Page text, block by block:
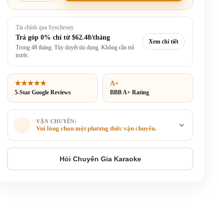
Tài chính qua Synchrony
Trả góp 0% chỉ từ $62.48/tháng
Trong 48 tháng. Tùy duyệt tín dụng. Không cần trả
trước.
Xem chi tiết
★★★★★
5-Star Google Reviews
A+
BBB A+ Rating
VẬN CHUYỂN:
Vui lòng chọn một phương thức vận chuyển.